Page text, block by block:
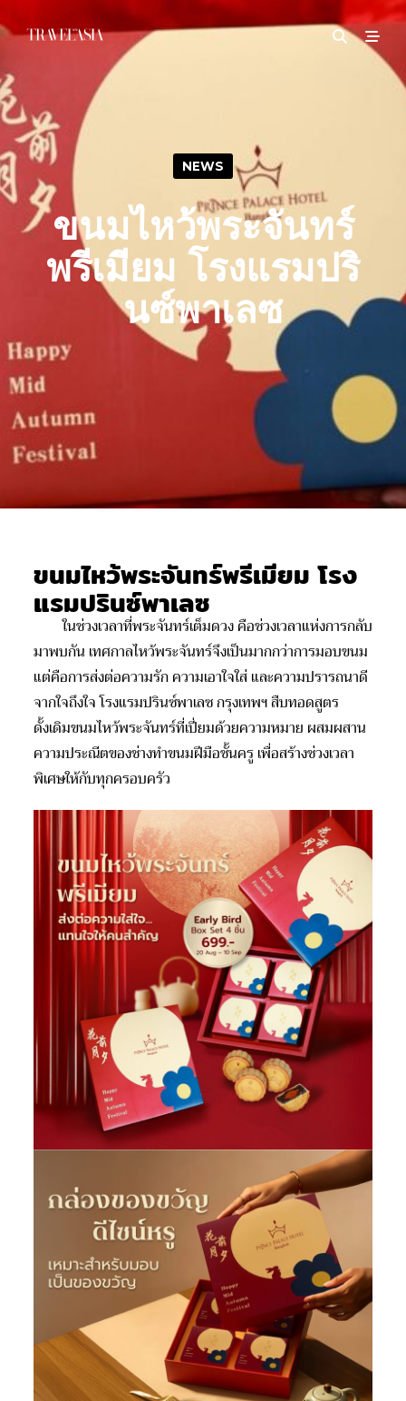
NEWS
ขนมไหว้พระจันทร์
พรีเมียม โรงแรมปริ
นซ์พาเลซ
ขนมไหว้พระจันทร์พรีเมียม โรง
แรมปรินซ์พาเลซ
ในช่วงเวลาที่พระจันทร์เต็มดวง คือช่วงเวลาแห่งการกลับ
มาพบกัน เทศกาลไหว้พระจันทร์จึงเป็นมากกว่าการมอบขนม
แต่คือการส่งต่อความรัก ความเอาใจใส่ และความปรารถนาดี
จากใจถึงใจ โรงแรมปรินซ์พาเลซ กรุงเทพฯ สืบทอดสูตร
ดั้งเดิมขนมไหว้พระจันทร์ที่เปี่ยมด้วยความหมาย ผสมผสาน
ความประณีตของช่างทำขนมฝีมือชั้นครู เพื่อสร้างช่วงเวลา
พิเศษให้กับทุกครอบครัว